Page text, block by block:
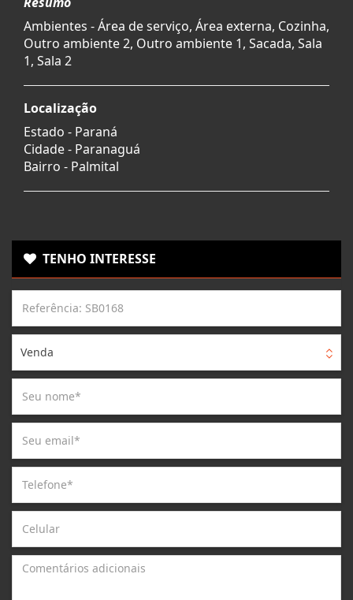
Ambientes - Área de serviço, Área externa, Cozinha,
Outro ambiente 2, Outro ambiente 1, Sacada, Sala
1, Sala 2
Localização
Estado - Paraná
Cidade - Paranaguá
Bairro - Palmital
TENHO INTERESSE
Venda